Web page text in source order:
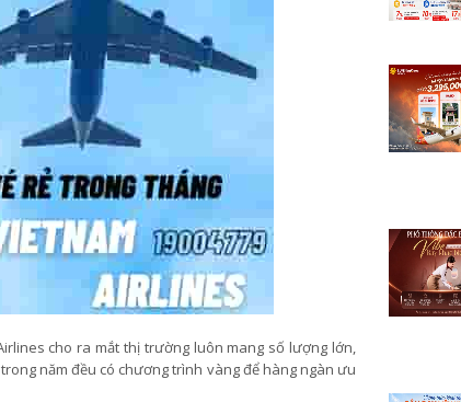
cho ra mắt thị trường luôn mang số lượng lớn,
năm đều có chương trình vàng để hàng ngàn ưu